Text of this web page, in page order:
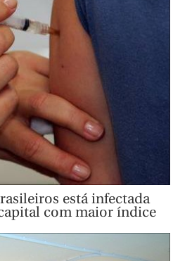
está infectada
com maior índice